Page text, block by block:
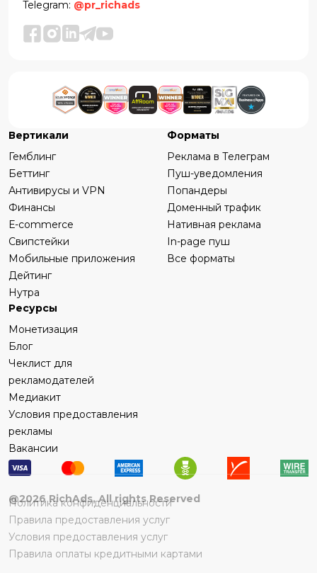
Telegram: @pr_richads
Вертикали
Гемблинг
Беттинг
Антивирусы и VPN
Финансы
Е-commerce
Свипстейки
Мобильные приложения
Дейтинг
Нутра
Форматы
Реклама в Телеграм
Пуш-уведомления
Попандеры
Доменный трафик
Нативная реклама
In-page пуш
Все форматы
Ресурсы
Монетизация
Блог
Чеклист для
рекламодателей
Медиакит
Условия предоставления
рекламы
Вакансии
@2026RichAds, All rights Reserved
Политика конфиденциальности
Правила предоставления услуг
Условия предоставления услуг
Правила оплаты кредитными картами